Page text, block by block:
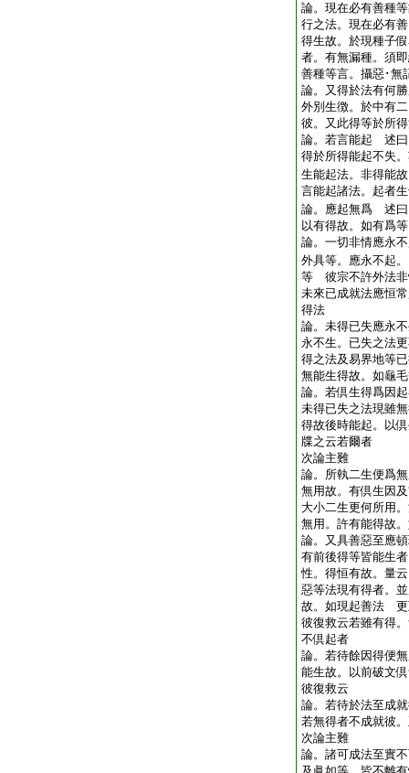
論。現在必有善種
行之法。現在必有
得生故。於現種子
者。有無漏種。須
善種等言。攝惡･無
論。又得於法有何
外別生徴。於中有
彼。又此得等於所
論。若言能起 述曰
得於所得能起不失
生能起法。非得能
言能起諸法。起者
論。應起無爲 述曰
以有得故。如有
論。一切非情應永
外具等。應永不起
等 彼宗不許外法非
未來已成就法應恒
得法
論。未得已失應永
永不生。已失之法
得之法及易界地等
無能生得故。如龜
論。若倶生得爲因
未得已失之法現雖
得故後時能起。以
牒之云若爾者
次論主難
論。所執二生便爲
無用故。有倶生因
大小二生更何所用
無用。許有能得故
論。又具善惡至應
有前後得等皆能生
性。得恒有故。量
惡等法現有得者。
故。如現起善法
彼復救云若雖有得
不倶起者
論。若待餘因得便
能生故。以前破文
彼復救云
論。若待於法至成
若無得者不成就彼
次論主難
論。諸可成法至實